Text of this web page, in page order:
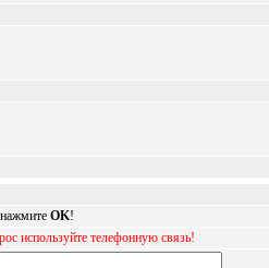
OK!
используйте телефонную связь!